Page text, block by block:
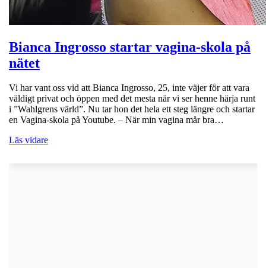
Bianca Ingrosso startar vagina-skola på
nätet
Vi har vant oss vid att Bianca Ingrosso, 25, inte väjer för att vara
väldigt privat och öppen med det mesta när vi ser henne härja runt
i ”Wahlgrens värld”. Nu tar hon det hela ett steg längre och startar
en Vagina-skola på Youtube. – När min vagina mår bra…
Läs vidare